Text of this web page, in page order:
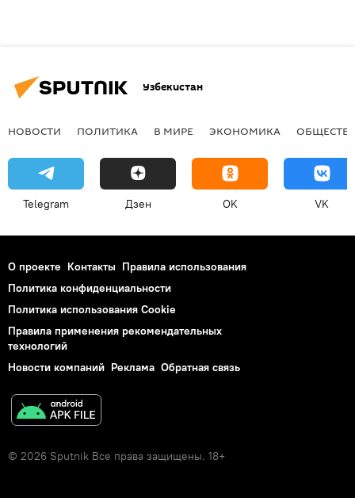
Узбекистан
НОВОСТИ ПОЛИТИКА В МИРЕ ЭКОНОМИКА
Telegram Дзен OK VK
О проекте Контакты Правила использования
Политика конфиденциальности
Политика использования Cookie
Правила применения рекомендательных
технологий
Новости компаний Реклама Обратная связь
© 2026 Sputnik Все права защищены. 18+